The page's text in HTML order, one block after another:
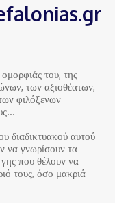
του, της
των αξιοθέατων,
φιλόξενων
διαδικτυακού αυτού
να γνωρίσουν τα
που θέλουν να
τους, όσο μακριά